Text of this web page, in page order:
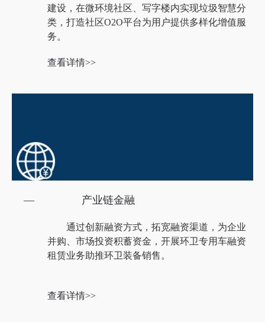
建设，在微环境社区、写字楼内实现垃圾智慧分
类，打造社区O2O平台为用户提供多样化增值服
务。
查看详情>>
— 产业链金融
通过创新融资方式，拓宽融资渠道，为企业
并购、市场投资积蓄资金，开展环卫专用车融资
租赁业务助推环卫装备销售。
查看详情>>